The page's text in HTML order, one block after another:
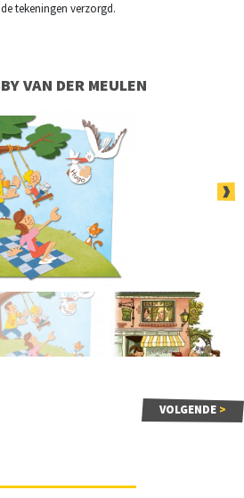
tekeningen verzorgd.
VAN DER MEULEN
VOLGENDE >